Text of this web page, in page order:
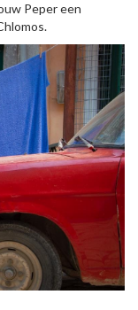
Peper een